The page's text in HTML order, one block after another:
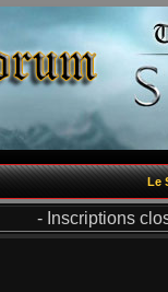
Le
- Inscriptions